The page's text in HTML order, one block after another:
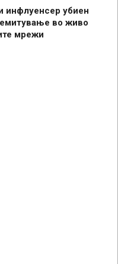
инфлуенсер убиен
во живо
мрежи